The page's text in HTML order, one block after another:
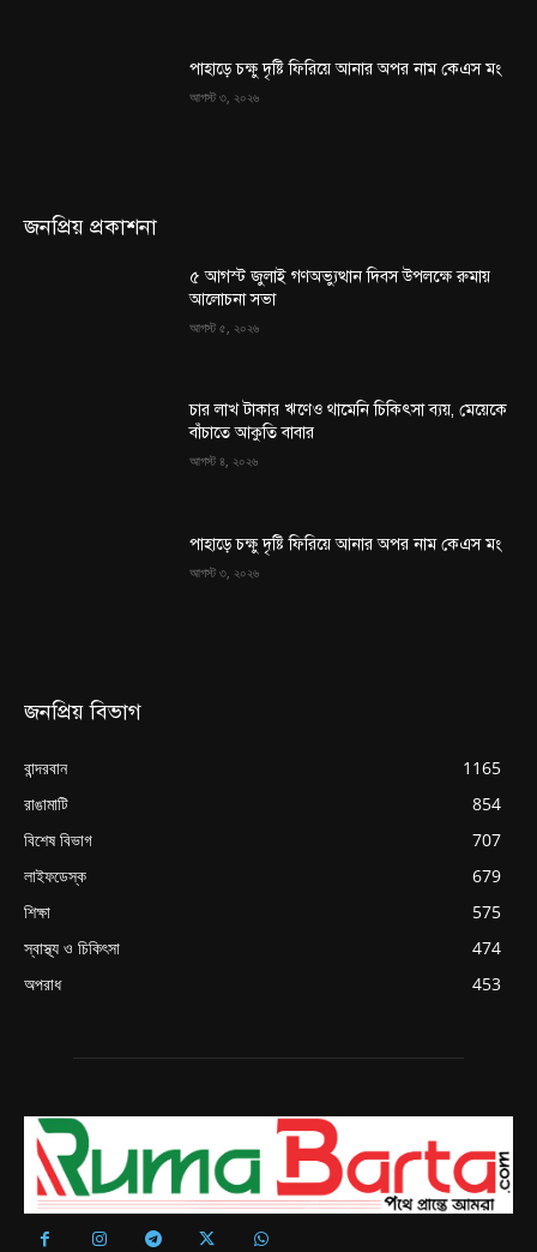
পাহাড়ে চক্ষু দৃষ্টি ফিরিয়ে আনার অপর নাম কেএস মং
আগস্ট ৩, ২০২৬
জনপ্রিয় প্রকাশনা
৫ আগস্ট জুলাই গণঅভ্যুত্থান দিবস উপলক্ষে রুমায়
আলোচনা সভা
আগস্ট ৫, ২০২৬
চার লাখ টাকার ঋণেও থামেনি চিকিৎসা ব্যয়, মেয়েকে
বাঁচাতে আকুতি বাবার
আগস্ট ৪, ২০২৬
পাহাড়ে চক্ষু দৃষ্টি ফিরিয়ে আনার অপর নাম কেএস মং
আগস্ট ৩, ২০২৬
জনপ্রিয় বিভাগ
বান্দরবান
1165
রাঙামাটি
854
বিশেষ বিভাগ
707
লাইফডেস্ক
679
শিক্ষা
575
স্বাস্থ্য ও চিকিৎসা
474
অপরাধ
453